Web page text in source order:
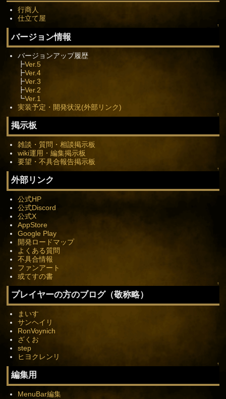
行商人
仕立て屋
↑
バージョン情報
バージョンアップ履歴
┣Ver.5
┣Ver.4
┣Ver.3
┣Ver.2
┗Ver.1
実装予定・開発状況(外部リンク)
↑
掲示板
雑談・質問・相談掲示板
wiki運用・編集掲示板
要望・不具合報告掲示板
↑
外部リンク
公式HP
公式Discord
公式X
AppStore
Google Play
開発ロードマップ
よくある質問
不具合情報
ファンアート
或てすの書
↑
プレイヤーの方のブログ（敬称略）
まいす
サンヘイリ
RonVoynich
ざくお
step
ヒヨクレンリ
↑
編集用
MenuBar編集